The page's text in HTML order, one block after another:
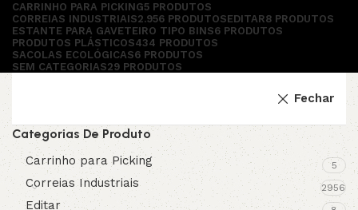
CARRINHO PARA PICKING5 PRODUTOS
CORREIAS INDUSTRIAIS2.956 PRODUTOSEDITAR8 PRODUTOS
ESTANTE PARA GAVETEIRO TIPO BINS6 PRODUTOS
PRODUTOS PLÁSTICOS434 PRODUTOS
SACOLAS ECOLÓGICAS6 PRODUTOS
SEM CATEGORIAS29 PRODUTOS
Fechar
Categorias De Produto
Carrinho para Picking 5
Correias Industriais 2956
Editar